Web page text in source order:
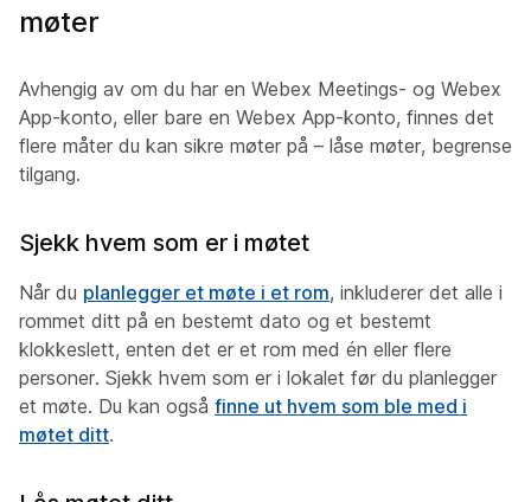
møter
Avhengig av om du har en Webex Meetings- og Webex
App-konto, eller bare en Webex App-konto, finnes det
flere måter du kan sikre møter på – låse møter, begrense
tilgang.
Sjekk hvem som er i møtet
Når du planlegger et møte i et rom, inkluderer det alle i
rommet ditt på en bestemt dato og et bestemt
klokkeslett, enten det er et rom med én eller flere
personer. Sjekk hvem som er i lokalet før du planlegger
et møte. Du kan også finne ut hvem som ble med i
møtet ditt.